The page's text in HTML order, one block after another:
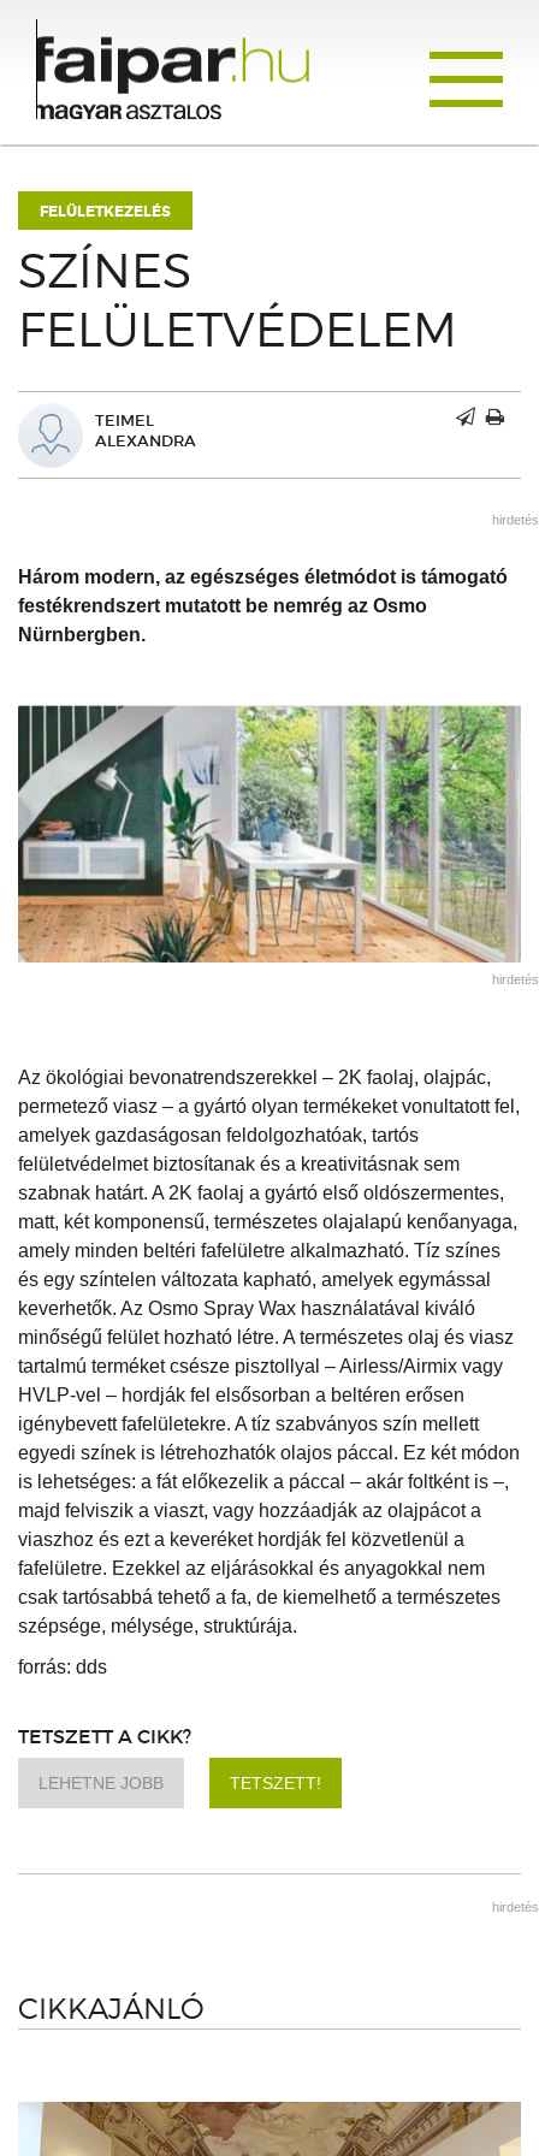
FELÜLETKEZELÉS
SZÍNES
FELÜLETVÉDELEM
TEIMEL
ALEXANDRA
hirdetés
Három modern, az egészséges életmódot is támogató
festékrendszert mutatott be nemrég az Osmo
Nürnbergben.
hirdetés
Az ökológiai bevonatrendszerekkel – 2K faolaj, olajpác,
permetező viasz – a gyártó olyan termékeket vonultatott fel,
amelyek gazdaságosan feldolgozhatóak, tartós
felületvédelmet biztosítanak és a kreativitásnak sem
szabnak határt. A 2K faolaj a gyártó első oldószermentes,
matt, két komponensű, természetes olajalapú kenőanyaga,
amely minden beltéri fafelületre alkalmazható. Tíz színes
és egy színtelen változata kapható, amelyek egymással
keverhetők. Az Osmo Spray Wax használatával kiváló
minőségű felület hozható létre. A természetes olaj és viasz
tartalmú terméket csésze pisztollyal – Airless/Airmix vagy
HVLP-vel – hordják fel elsősorban a beltéren erősen
igénybevett fafelületekre. A tíz szabványos szín mellett
egyedi színek is létrehozhatók olajos páccal. Ez két módon
is lehetséges: a fát előkezelik a páccal – akár foltként is –,
majd felviszik a viaszt, vagy hozzáadják az olajpácot a
viaszhoz és ezt a keveréket hordják fel közvetlenül a
fafelületre. Ezekkel az eljárásokkal és anyagokkal nem
csak tartósabbá tehető a fa, de kiemelhető a természetes
szépsége, mélysége, struktúrája.
forrás: dds
TETSZETT A CIKK?
LEHETNE JOBB TETSZETT!
hirdetés
CIKKAJÁNLÓ